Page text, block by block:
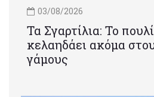
03/08/2026
Τα Σγαρτίλια: Το
κελαηδάει ακόμα
γάμους